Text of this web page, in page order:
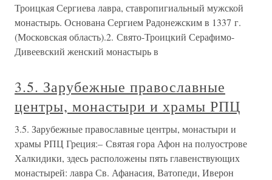
Троицкая Сергиева лавра, ставропигиальный мужской
монастырь. Основана Сергием Радонежским в 1337 г.
(Московская область).2. Свято-Троицкий Серафимо-
Дивеевский женский монастырь в
3.5. Зарубежные православные
центры, монастыри и храмы РПЦ
3.5. Зарубежные православные центры, монастыри и
храмы РПЦ Греция:– Святая гора Афон на полуострове
Халкидики, здесь расположены пять главенствующих
монастырей: лавра Св. Афанасия, Ватопеди, Иверон